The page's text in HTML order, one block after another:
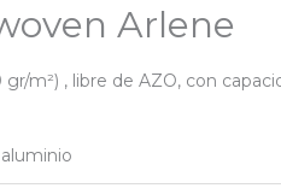
Arlene
m²) , libre de AZO, con